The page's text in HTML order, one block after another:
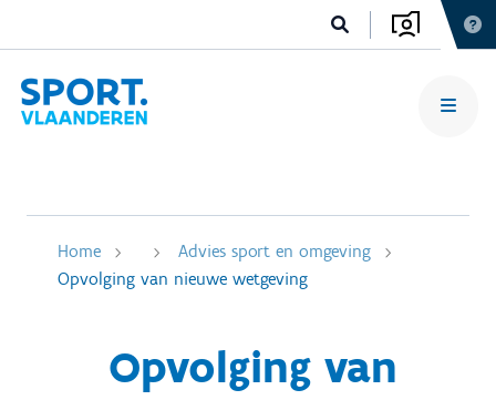
Home
Advies sport en omgeving
Opvolging van nieuwe wetgeving
Opvolging van